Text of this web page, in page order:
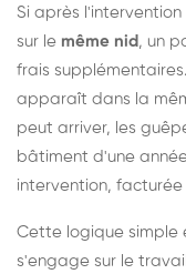
Si après
sur le même nid , un
frais
apparaît dans la
peut arriver, les
bâtiment d'une
intervention, facturée
Cette logique simple
s'engage sur le